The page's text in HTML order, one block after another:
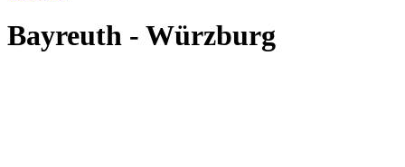
Bayreuth - Würzburg